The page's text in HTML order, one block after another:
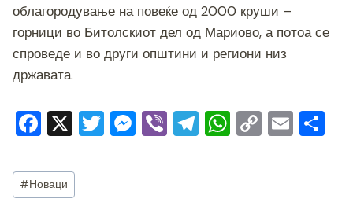
облагородување на повеќе од 2000 круши –
горници во Битолскиот дел од Мариово, а потоа се
спроведе и во други општини и региони низ
државата.
F
c
e
X T M Vi T W C E
Post
Tags:
#Новаци